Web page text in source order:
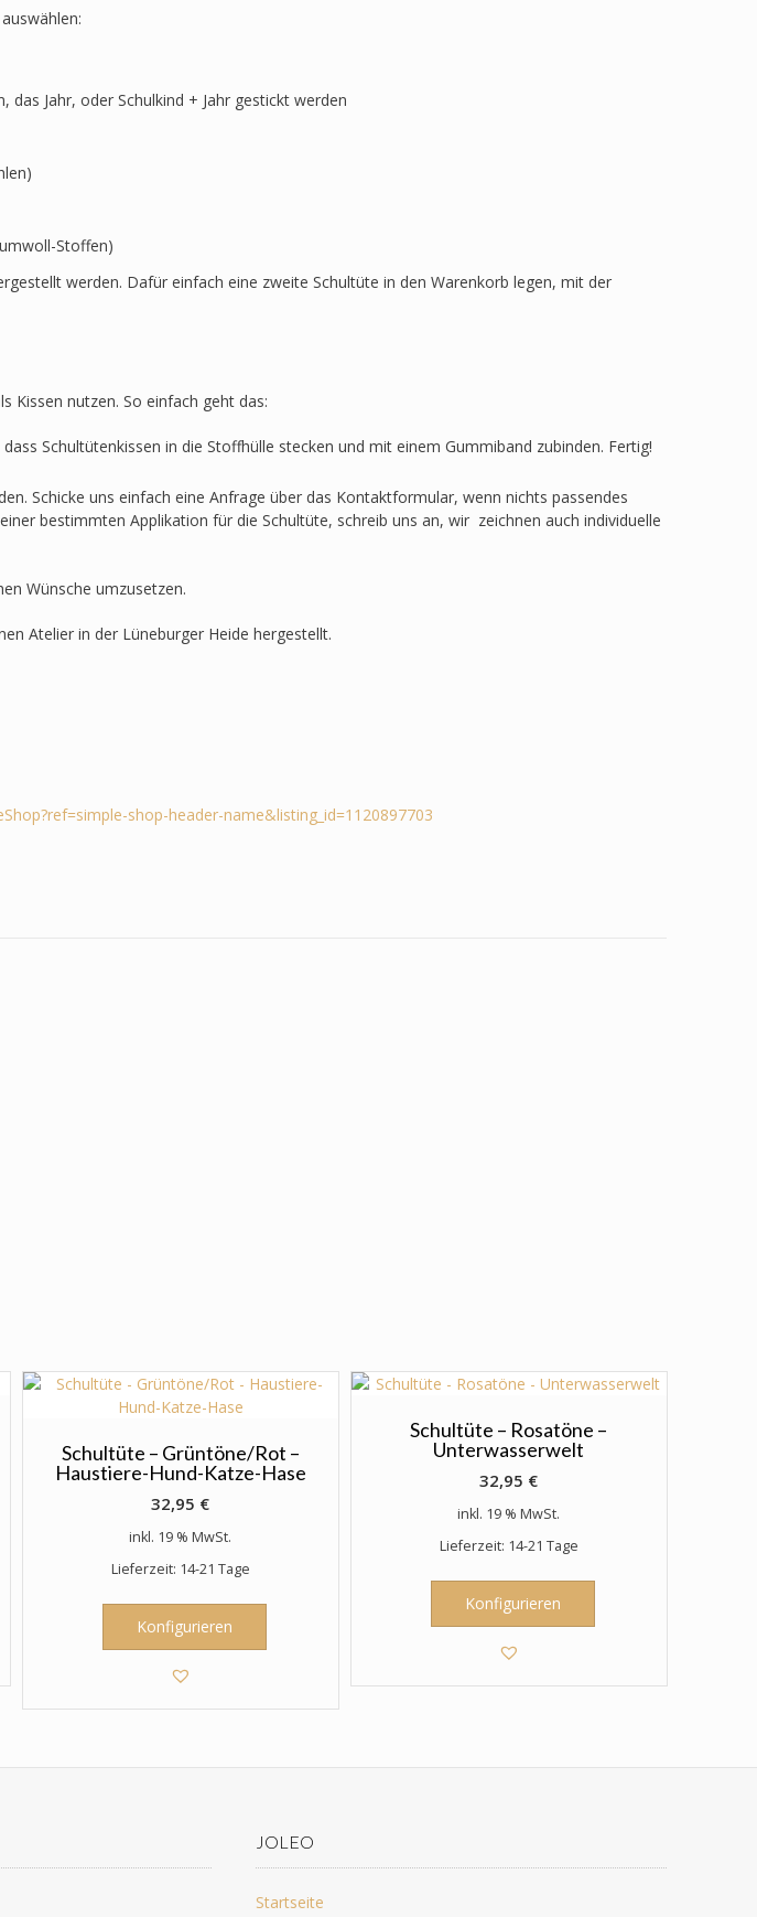
Jahr, oder Schulkind + Jahr gestickt werden
Stoffen)
werden. Dafür einfach eine zweite Schultüte in den Warenkorb legen, mit der
Kissen nutzen. So einfach geht das:
Schultütenkissen in die Stoffhülle stecken und mit einem Gummiband zubinden. Fertig!
Schicke uns einfach eine Anfrage über das Kontaktformular, wenn nichts passendes
bestimmten Applikation für die Schultüte, schreib uns an, wir zeichnen auch individuelle
Wünsche umzusetzen.
Atelier in der Lüneburger Heide hergestellt.
shop-header-name&listing_id=1120897703
Schultüte – Grüntöne/Rot –
Haustiere-Hund-Katze-Hase
32,95 €
inkl. 19 % MwSt.
Lieferzeit: 14-21 Tage
Konfigurieren
Schultüte – Rosatöne –
Unterwasserwelt
32,95 €
inkl. 19 % MwSt.
Lieferzeit: 14-21 Tage
Konfigurieren
JOLEO
Startseite